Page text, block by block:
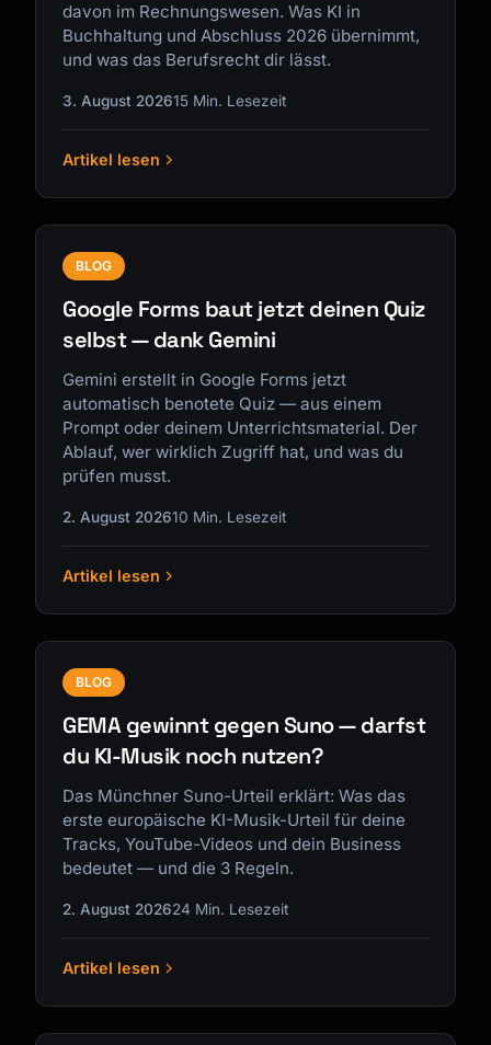
davon im Rechnungswesen. Was KI in
Buchhaltung und Abschluss 2026 übernimmt,
und was das Berufsrecht dir lässt.
3. August 202615 Min. Lesezeit
Artikel lesen
BLOG
Google Forms baut jetzt deinen Quiz
selbst — dank Gemini
Gemini erstellt in Google Forms jetzt
automatisch benotete Quiz — aus einem
Prompt oder deinem Unterrichtsmaterial. Der
Ablauf, wer wirklich Zugriff hat, und was du
prüfen musst.
2. August 202610 Min. Lesezeit
Artikel lesen
BLOG
GEMA gewinnt gegen Suno — darfst
du KI-Musik noch nutzen?
Das Münchner Suno-Urteil erklärt: Was das
erste europäische KI-Musik-Urteil für deine
Tracks, YouTube-Videos und dein Business
bedeutet — und die 3 Regeln.
2. August 202624 Min. Lesezeit
Artikel lesen
Kai